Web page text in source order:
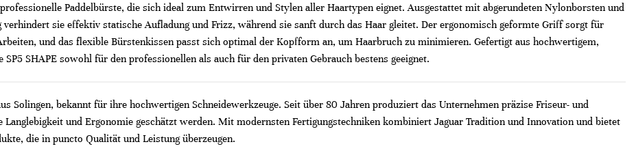
professionelle Paddelbürste, die sich ideal zum Entwirren und Stylen aller Haartypen eignet. Ausgestattet mit abgerundeten Nylonborsten und
verhindert sie effektiv statische Aufladung und Frizz, während sie sanft durch das Haar gleitet. Der ergonomisch geformte Griff sorgt für
und das flexible Bürstenkissen passt sich optimal der Kopfform an, um Haarbruch zu minimieren. Gefertigt aus hochwertigem,
SHAPE sowohl für den professionellen als auch für den privaten Gebrauch bestens geeignet.
Solingen, bekannt für ihre hochwertigen Schneidewerkzeuge. Seit über 80 Jahren produziert das Unternehmen präzise Friseur- und
Langlebigkeit und Ergonomie geschätzt werden. Mit modernsten Fertigungstechniken kombiniert Jaguar Tradition und Innovation und bietet
die in puncto Qualität und Leistung überzeugen.